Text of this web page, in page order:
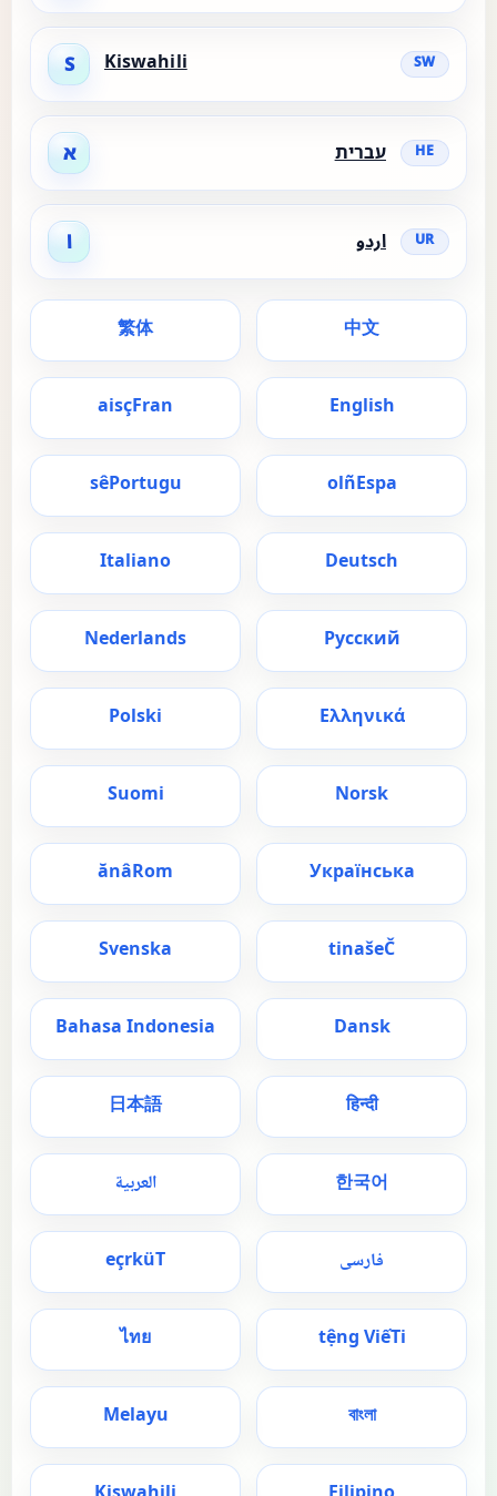
S Kiswahili SW
א עברית HE
ا اردو UR
中文
繁体
English
Fran
ç
ais
Espa
ñ
ol
Portugu
ê
s
Deutsch
Italiano
Русский
Nederlands
Ελληνικά
Polski
Norsk
Suomi
Українська
Rom
â
n
ă
Č
e
š
tina
Svenska
Dansk
Bahasa Indonesia
हिन्दी
日本語
한국어 العربية
فارسی T
ü
rk
ç
e
Ti
ế
ng Vi
ệ
t
ไทย
বাংলা
Melayu